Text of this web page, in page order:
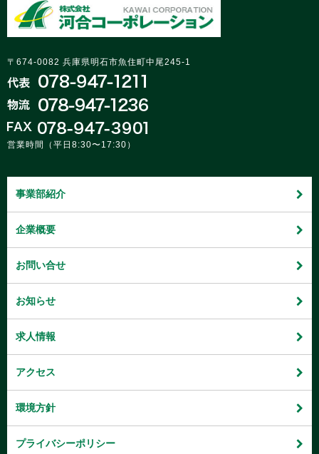
〒674-0082 兵庫県明石市魚住町中尾245-1
営業時間（平日8:30〜17:30）
事業部紹介
企業概要
お問い合せ
お知らせ
求人情報
アクセス
環境方針
プライバシーポリシー